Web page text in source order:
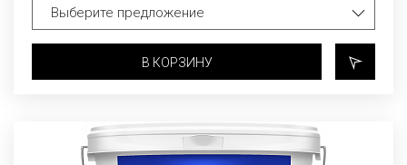
В КОРЗИНУ